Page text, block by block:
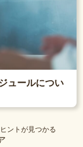
ュールについ
ントが見つかる